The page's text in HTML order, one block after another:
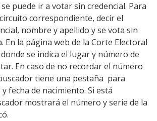
se puede ir a votar sin credencial. Para
correspondiente, decir el
nombre y apellido y se vota sin
En la página web de la Corte Electoral
se indica el lugar y número de
En caso de no recordar el número
tiene una pestaña para
fecha de nacimiento. Si está
mostrará el número y serie de la